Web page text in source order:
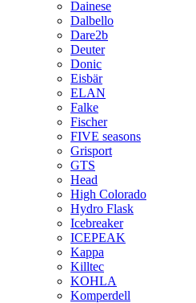
Dainese
Dalbello
Dare2b
Deuter
Donic
Eisbär
ELAN
Falke
Fischer
FIVE seasons
Grisport
GTS
Head
High Colorado
Hydro Flask
Icebreaker
ICEPEAK
Kappa
Killtec
KOHLA
Komperdell